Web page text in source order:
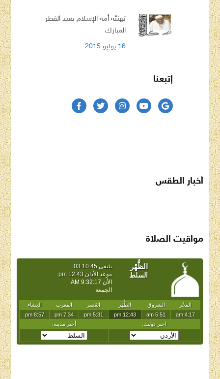
تهنئة أمة الإسلام بعيد الفطر
المبارك
16 يوليو 2015
إتبعنا
أخبار الطقس
مواقيت الصلاة